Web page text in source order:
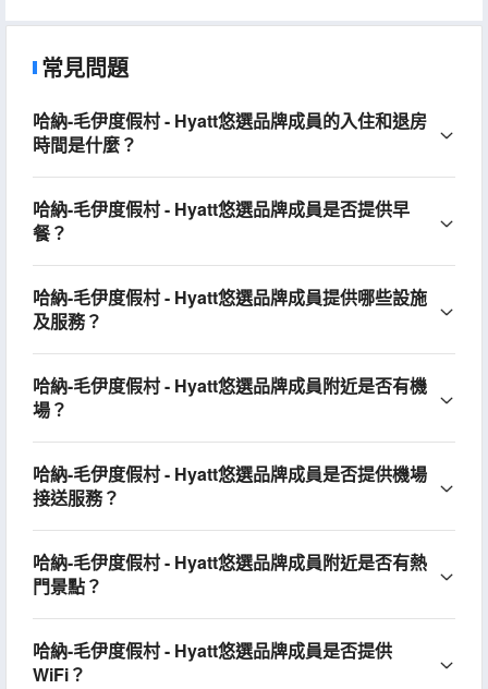
常見問題
哈納-毛伊度假村 - Hyatt悠選品牌成員的入住和退房
時間是什麼？
哈納-毛伊度假村 - Hyatt悠選品牌成員是否提供早
餐？
哈納-毛伊度假村 - Hyatt悠選品牌成員提供哪些設施
及服務？
哈納-毛伊度假村 - Hyatt悠選品牌成員附近是否有機
場？
哈納-毛伊度假村 - Hyatt悠選品牌成員是否提供機場
接送服務？
哈納-毛伊度假村 - Hyatt悠選品牌成員附近是否有熱
門景點？
哈納-毛伊度假村 - Hyatt悠選品牌成員是否提供
WiFi？